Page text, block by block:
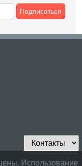
Подписаться
Использование